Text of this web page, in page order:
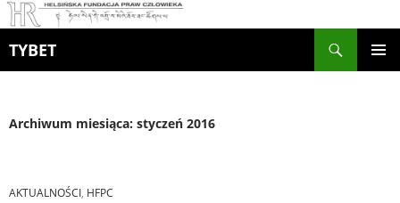
TYBET
Archiwum miesiąca: styczeń 2016
AKTUALNOŚCI, HFPC